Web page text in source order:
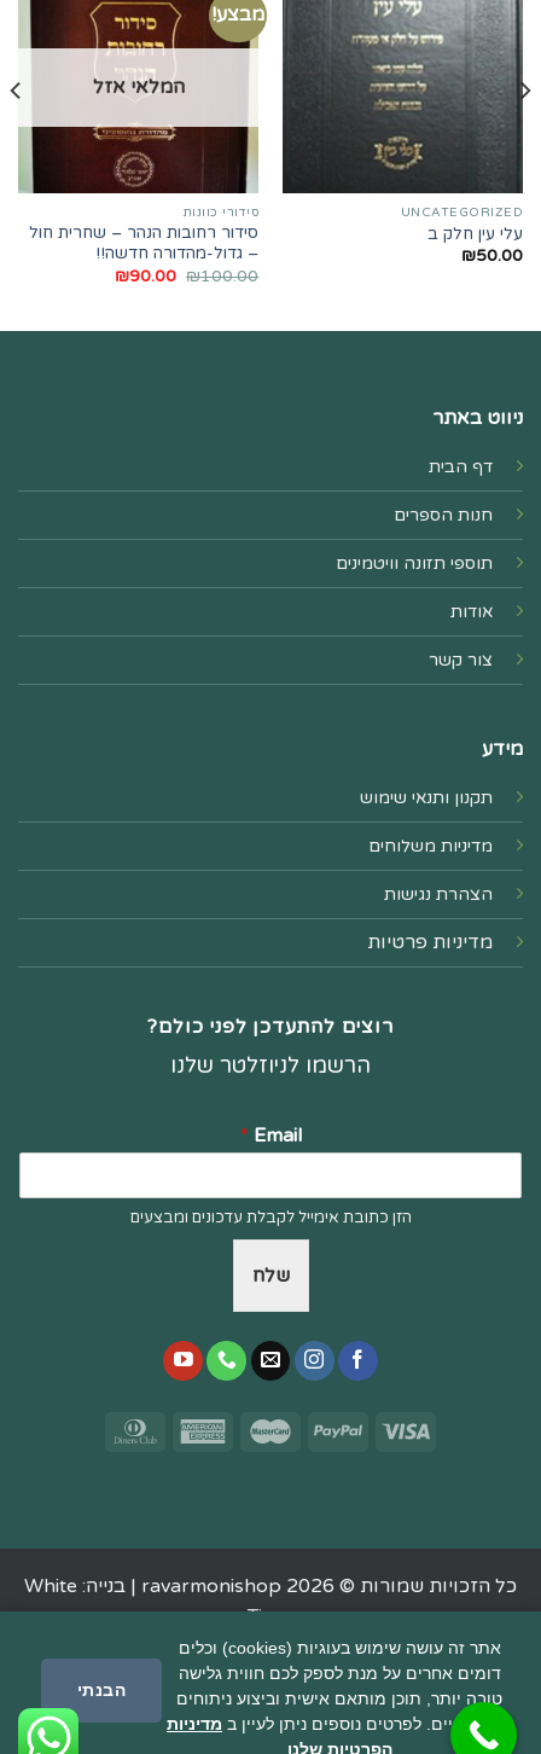
UNCATEGORIZED
עלי עין חלק ב
₪50.00
מבצע!
המלאי אזל
סידורי כוונות
סידור רחובות הנהר – שחרית חול
– גדול-מהדורה חדשה!!
₪100.00
המחיר₪90.00
המחיר
ניווט באתר
דף הבית
חנות הספרים
תוספי תזונה וויטמינים
אודות
צור קשר
מידע
תקנון ותנאי שימוש
מדיניות משלוחים
הצהרת נגישות
מדיניות פרטיות
רוצים להתעדכן לפני כולם?
הרשמו לניוזלטר שלנו
Email
*
הזן כתובת אימייל לקבלת עדכונים ומבצעים
שלח
כל הזכויות שמורות © 2026 ravarmonishop |
בנייה: White
Tiger
אתר זה עושה שימוש בעוגיות (cookies) וכלים
דומים אחרים על מנת לספק לכם חווית גלישה
טובה יותר, תוכן מותאם אישית וביצוע ניתוחים
סטטיסטיים. לפרטים נוספים ניתן לעיין ב מדיניות
הפרטיות שלנו
הבנתי